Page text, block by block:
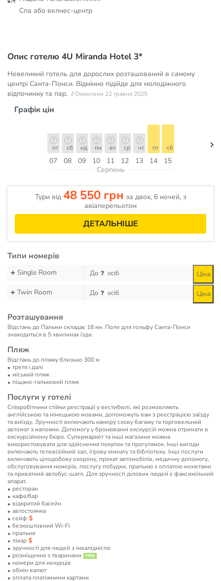
Спа або велнес-центр
Опис готелю 4U Miranda Hotel 3*
Невеликий готель для дорослих розташований в самому
центрі Санта-Понси. Відмінно підійде для молодіжного
відпочинку та пар. // Оновлено 22 травня 2025
Графік цін
07
пт
08
сб
09
нд
10
пн
11
вт
12
ср
13
чт
14
пт
15
сб
Серпень
Тури від 48 550 грн за двох, 6 ночей, з
авіаперельотом
ДЕТАЛЬНІШЕ
Типи номерів
Single Room До осіб Ціна
Twin Room До осіб Ціна
Розташування
Відстань до Пальми складає 18 км. Поле для гольфу Санта-Понси
знаходиться в 5 хвилинах їзди.
Пляж
Відстань до пляжу близько 300 м
третя і далі
мiський пляж
піщано-гальковий пляж
Послуги у готелі
Співробітники стійки реєстрації у вестибюлі, які розмовляють
англійською та німецькою мовами, допоможуть вам з реєстрацією заїзду
та виїзду. Зручності включають камеру схову багажу та торговельний
автомат з напоями. Допомогу у бронюванні екскурсій можна отримати в
екскурсійному бюро. Супермаркет та інші магазини можна
використовувати для здійснення покупок та прогулянок. Інші вигоди
включають телевізійний зал, ігрову кімнату та бібліотеку. Інші послуги
включають цілодобову охорону, прокат автомобілів, медичну допомогу,
обслуговування номерів, послугу побудки, пральню з оплатою монетами
та приватний автобус-шатл. Для зручності ділових людей є факсимільний
апарат.
ресторан
кафе/бар
відкритий басейн
автостоянка
сейф
безкоштовний Wi-Fi
пральня
лікар
зручності для людей з інвалідністю
розміщення з тваринами
номери для некурців
обмін валют
оплата платіжними картами